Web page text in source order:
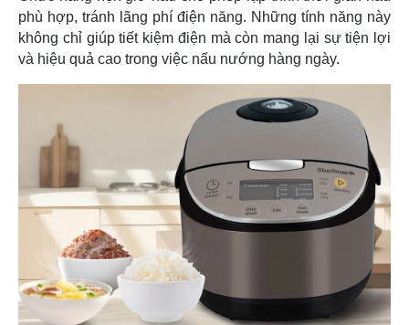
phù hợp, tránh lãng phí điện năng. Những tính năng này
không chỉ giúp tiết kiệm điện mà còn mang lại sự tiện lợi
và hiệu quả cao trong việc nấu nướng hàng ngày.